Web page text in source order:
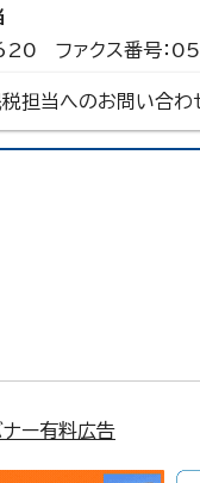
ファクス番号
担当へのお問い合わ
ー有料広告